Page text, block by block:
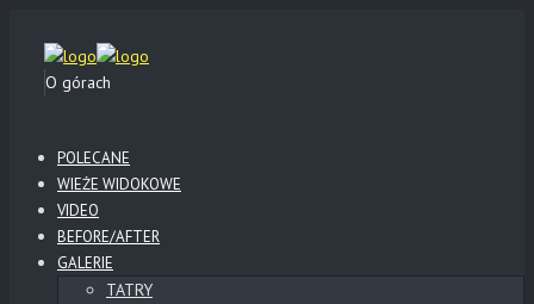
O górach
POLECANE
WIEŻE WIDOKOWE
VIDEO
BEFORE/AFTER
GALERIE
TATRY